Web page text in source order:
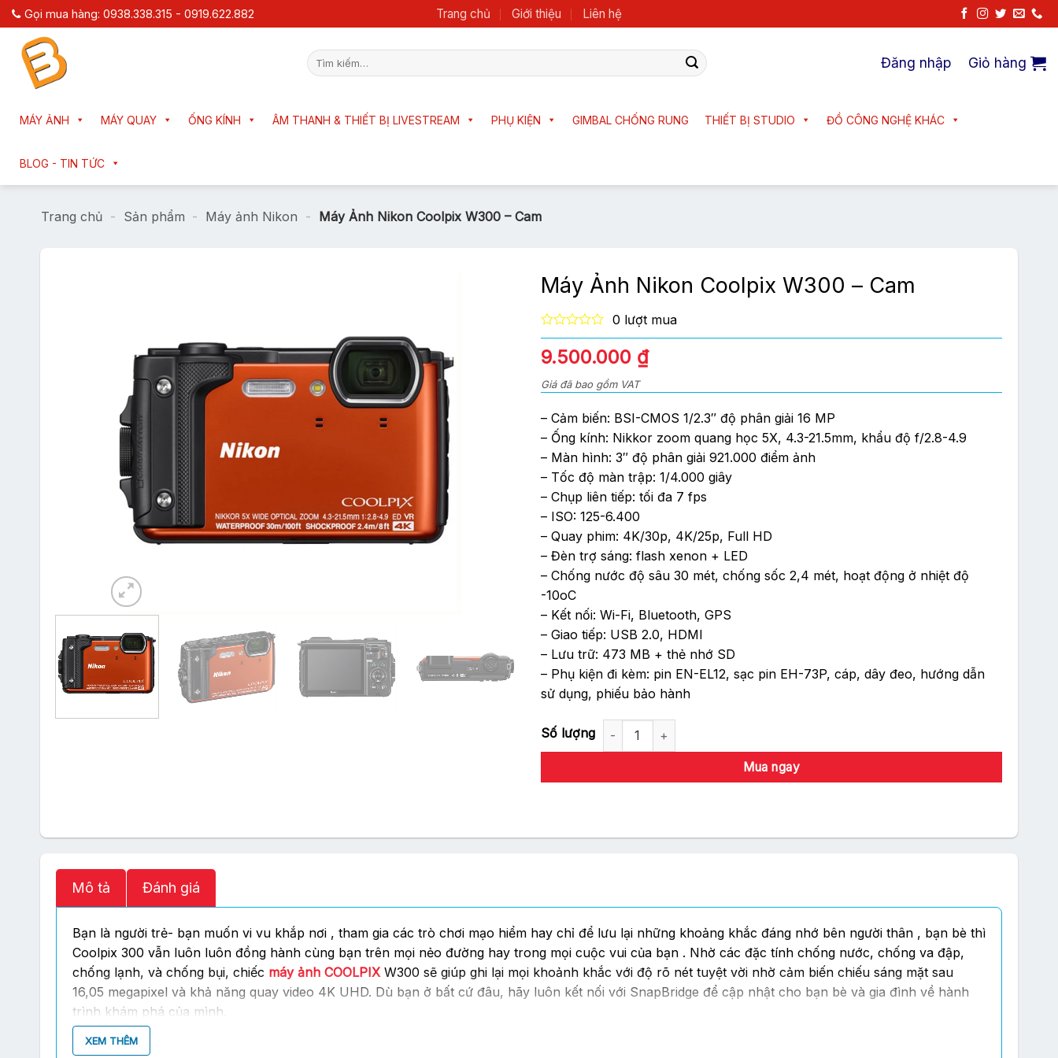
Chuyển
đến
dung
Gọi mua hàng: 0938.338.315 - 0919.622.882 Trang chủ Giới thiệu Liên hệ
Tìm
kiếm:
Đăng nhập Giỏ hàng
MÁY ẢNH MÁY QUAY ỐNG KÍNH ÂM THANH & THIẾT BỊ LIVESTREAM PHỤ KIỆN GIMBAL CHỐNG RUNG THIẾT BỊ STUDIO ĐỒ CÔNG NGHỆ KHÁC
BLOG - TIN TỨC
Trang chủ - Sản phẩm - Máy ảnh Nikon - Máy Ảnh Nikon Coolpix W300 – Cam
Máy Ảnh Nikon Coolpix W300 – Cam
0
out
of
0 lượt mua
Giá
gốc
là:
9.900.000 ₫.
9.500.000 ₫Giá
tại
là:
9.500.000 ₫.
Giá đã bao gồm VAT
– Cảm biến: BSI-CMOS 1/2.3″ độ phân giải 16 MP
– Ống kính: Nikkor zoom quang học 5X, 4.3-21.5mm, khẩu độ f/2.8-4.9
– Màn hình: 3″ độ phân giải 921.000 điểm ảnh
– Tốc độ màn trập: 1/4.000 giây
– Chụp liên tiếp: tối đa 7 fps
– ISO: 125-6.400
– Quay phim: 4K/30p, 4K/25p, Full HD
– Đèn trợ sáng: flash xenon + LED
– Chống nước độ sâu 30 mét, chống sốc 2,4 mét, hoạt động ở nhiệt độ
-10oC
– Kết nối: Wi-Fi, Bluetooth, GPS
– Giao tiếp: USB 2.0, HDMI
– Lưu trữ: 473 MB + thẻ nhớ SD
– Phụ kiện đi kèm: pin EN-EL12, sạc pin EH-73P, cáp, dây đeo, hướng dẫn
sử dụng, phiếu bảo hành
Máy Ảnh Nikon Coolpix W300 - Cam số lượng
Mua ngay
Mô tả Đánh giá
Bạn là người trẻ- bạn muốn vi vu khắp nơi , tham gia các trò chơi mạo hiểm hay chỉ để lưu lại những khoảng khắc đáng nhớ bên người thân , bạn bè thì
Coolpix 300 vẫn luôn luôn đồng hành cùng bạn trên mọi nẻo đường hay trong mọi cuộc vui của bạn . Nhờ các đặc tính chống nước, chống va đập,
chống lạnh, và chống bụi, chiếc máy ảnh COOLPIXW300 sẽ giúp ghi lại mọi khoảnh khắc với độ rõ nét tuyệt vời nhờ cảm biến chiếu sáng mặt sau
16,05 megapixel và khả năng quay video 4K UHD. Dù bạn ở bất cứ đâu, hãy luôn kết nối với SnapBridge để cập nhật cho bạn bè và gia đình về hành
trình khám phá của mình.
CHẮC CHẮN VÀ BỀN BỈ
XEM THÊM